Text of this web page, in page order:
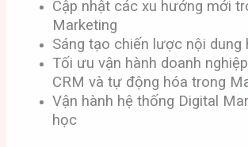
Cập nhật các xu hướng mới
Marketing
Sáng tạo chiến lược nội dung
Tối ưu vận hành doanh
CRM và tự động hóa trong
Vận hành hệ thống Digital
học